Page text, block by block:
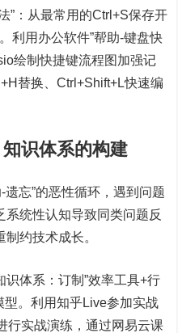
”：从最常用的Ctrl+S保存开
利用办公软件”帮助-键盘快
绘制快捷键流程图加强记
替换、Ctrl+Shift+L快速编
识体系的构建
忘”的恶性循环，遇到问题
统性认知导致同类问题反
约技术成长。
体系：订制”效率工具+行
型。利用知乎Live参加实战
行实战演练，通过网易云课